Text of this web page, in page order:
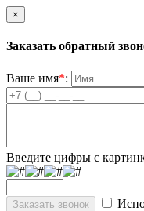
×
Заказать обратный
Ваше имя*:
Введите цифры с